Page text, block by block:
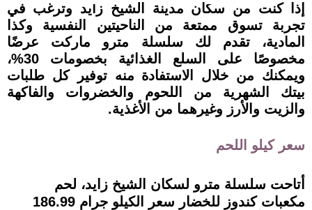
إذا كنت من سكان مدينة الشيخ زايد وترغب في
تجربة تسوق ممتعة من الناحيتين النفسية وكذا
المادية، تقدم لك سلسلة مترو ماركت عرضًا
مخصوصًا على السلع الغذائية بخصومات 30%،
ويمكنك من خلال الاستفادة منه توفير كل طلبات
بيتك الشهرية من اللحوم والخضروات والفاكهة
والزيت والأرز وغيرهما من الأغذية.
سعر كيلو اللحم
أتاحت سلسلة مترو لسكان الشيخ زايد، لحم
مكعبات كندوز للخضار سعر الكيلو جرام 186.99